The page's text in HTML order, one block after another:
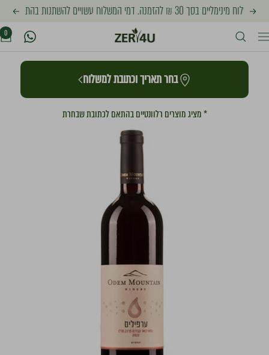
לתוכן
הקודם
עשויים להשתנות בהתאם לכתובת אליה יישלחו המוצרים
הבא
ניווט
זר
פור
יו
0
בחר תאריך וכתובת למשלוח
* מציג מוצרים רלוונטיים בהתאם לכתובת שבחרת